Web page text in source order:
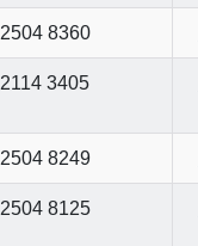
2504 8360
2114 3405
2504 8249
2504 8125